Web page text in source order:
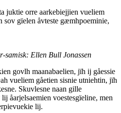
juktie orre aarkebiejjien vueliem
sov gïelen åvteste gæmhpoeminie,
samisk: Ellen Bull Jonassen
govlh maanabaelien, jïh ij gåessie
vueliem gåetien sisnie utniehtin, jïh
Skuvlesne naan gille
åarjelsaemien voestesgïeline, men
lij.